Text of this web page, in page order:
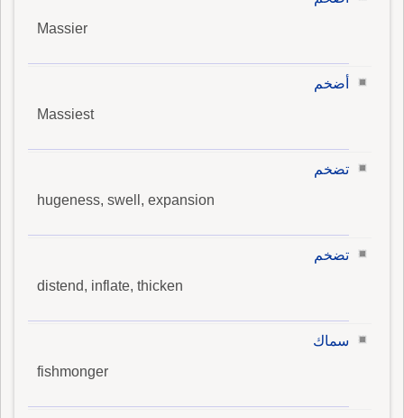
Massier
أضخم
Massiest
تضخم
hugeness, swell, expansion
تضخم
distend, inflate, thicken
سماك
fishmonger